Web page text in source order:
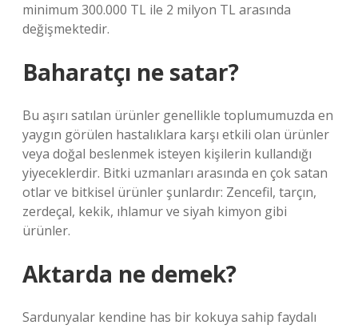
minimum 300.000 TL ile 2 milyon TL arasında
değişmektedir.
Baharatçı ne satar?
Bu aşırı satılan ürünler genellikle toplumumuzda en
yaygın görülen hastalıklara karşı etkili olan ürünler
veya doğal beslenmek isteyen kişilerin kullandığı
yiyeceklerdir. Bitki uzmanları arasında en çok satan
otlar ve bitkisel ürünler şunlardır: Zencefil, tarçın,
zerdeçal, kekik, ıhlamur ve siyah kimyon gibi
ürünler.
Aktarda ne demek?
Sardunyalar kendine has bir kokuya sahip faydalı